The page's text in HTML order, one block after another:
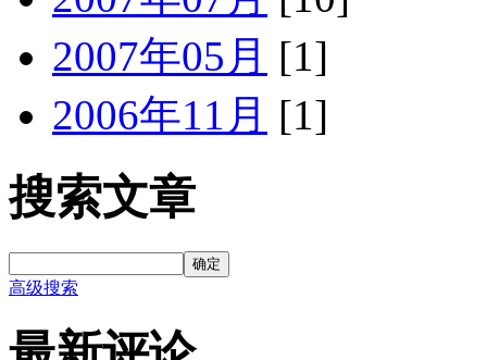
2007年05月 [1]
2006年11月 [1]
搜索文章
确定
高级搜索